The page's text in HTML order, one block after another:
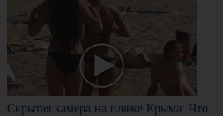
Скрытая камера на пляже Крыма: Что